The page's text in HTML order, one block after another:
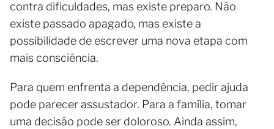
contra dificuldades, mas existe preparo. Não
existe passado apagado, mas existe a
possibilidade de escrever uma nova etapa com
mais consciência.
Para quem enfrenta a dependência, pedir ajuda
pode parecer assustador. Para a família, tomar
uma decisão pode ser doloroso. Ainda assim,